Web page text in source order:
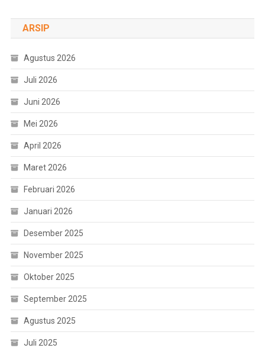
ARSIP
Agustus 2026
Juli 2026
Juni 2026
Mei 2026
April 2026
Maret 2026
Februari 2026
Januari 2026
Desember 2025
November 2025
Oktober 2025
September 2025
Agustus 2025
Juli 2025